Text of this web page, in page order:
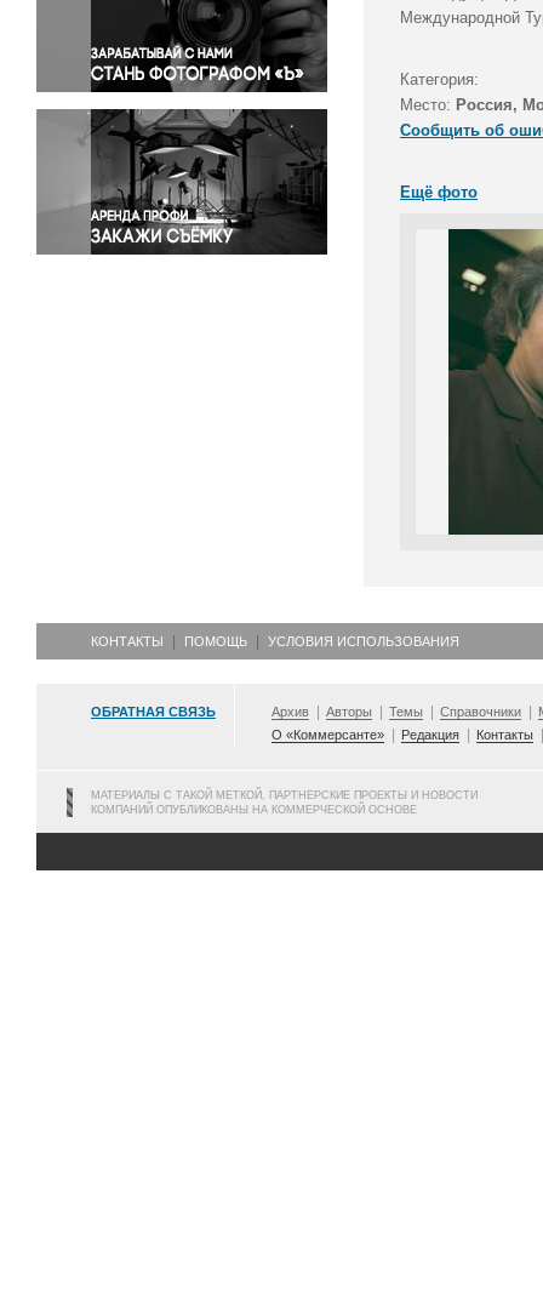
Правосудие
Происшествия и конфликты
Религия
Светская жизнь
Спорт
Экология
Экономика и бизнес
Международной
Категория:
Место: Россия,
Сообщить об
Ещё фото
КОНТАКТЫ ПОМОЩЬ УСЛОВИЯ ИСПОЛЬЗОВАНИЯ
ОБРАТНАЯ СВЯЗЬ Архив Авторы Темы Справочники
О «Коммерсанте»
Редакция Контакты
МАТЕРИАЛЫ С ТАКОЙ МЕТКОЙ, ПАРТНЕРСКИЕ ПРОЕКТЫ И НОВОСТИ
КОМПАНИЙ ОПУБЛИКОВАНЫ НА КОММЕРЧЕСКОЙ ОСНОВЕ